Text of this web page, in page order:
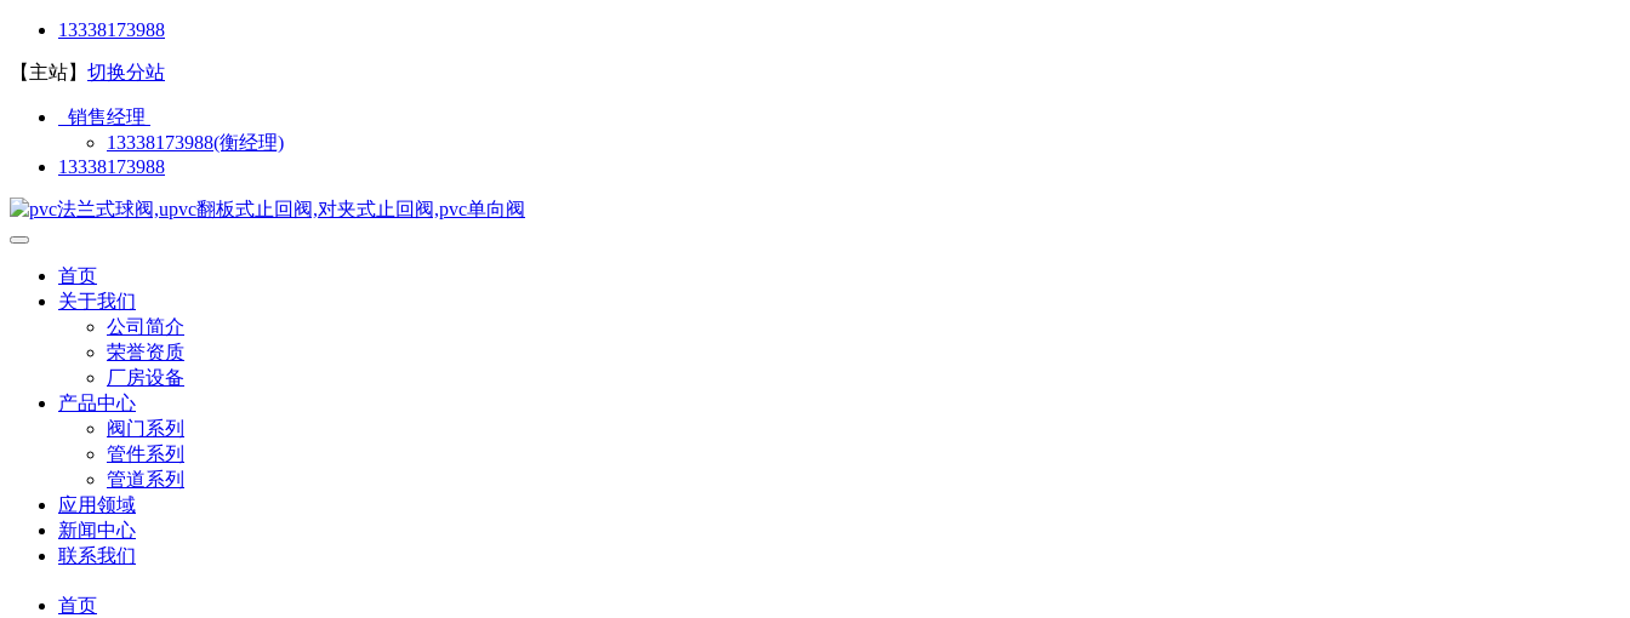
13338173988
【主站】 切换分站
销售经理
13338173988(衡经理)
13338173988
首页
关于我们
公司简介
荣誉资质
厂房设备
产品中心
阀门系列
管件系列
管道系列
应用领域
新闻中心
联系我们
首页